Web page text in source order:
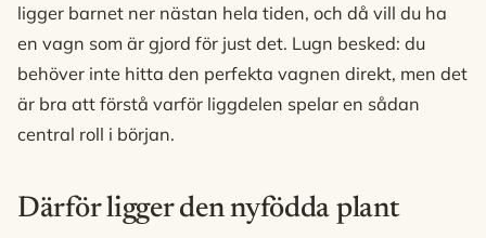
ligger barnet ner nästan hela tiden, och då vill du ha
en vagn som är gjord för just det. Lugn besked: du
behöver inte hitta den perfekta vagnen direkt, men det
är bra att förstå varför liggdelen spelar en sådan
central roll i början.
Därför ligger den nyfödda plant